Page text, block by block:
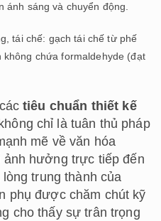
ánh sáng và chuyển động.
tái chế: gạch tái chế từ phế
chứa formaldehyde (đạt
tiêu chuẩn thiết kế
không chỉ là tuân thủ pháp
mẽ về văn hóa
ảnh hưởng trực tiếp đến
trung thành của
phụ được chăm chút kỹ
cho thấy sự trân trọng